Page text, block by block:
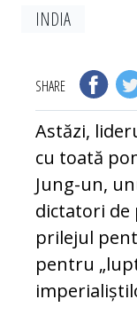
INDIA
SHARE
Astăzi,
cu toată
Jung-un,
dictatori de
prilejul
pentru